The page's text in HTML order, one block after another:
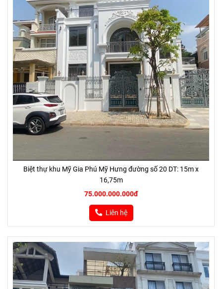
Biệt thự khu Mỹ Gia Phú Mỹ Hưng đường số 20 DT: 15m x
16,75m
75.000.000.000đ
Liên hệ